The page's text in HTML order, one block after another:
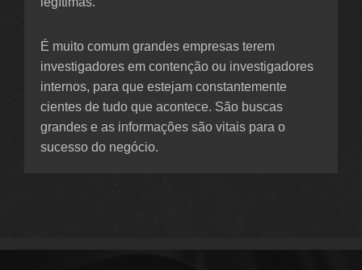
É muito comum grandes empresas terem
investigadores em contenção ou investigadores
internos, para que estejam constantemente
cientes de tudo que acontece. São buscas
grandes e as informações são vitais para o
sucesso do negócio.